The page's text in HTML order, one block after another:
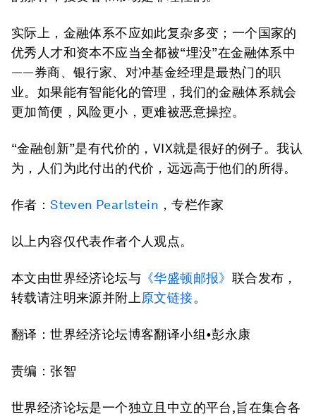
实际上，金融体系不应如此复杂多变；一个国家的
优秀人才和资本不应当全都被“埋没”在金融体系中
——券商、银行家、对冲基金经理是最热门的职
业。如果能有智能化的管理，我们的金融体系就会
更加简便，风险更小，更难被恶意操控。
“金融创新”是有代价的，VIX就是很好的例子。我认
为，人们为此付出的代价，远远高于他们的所得。
作者：Steven Pearlstein ，专栏作家
以上内容仅代表作者个人观点。
本文由世界经济论坛与 《华盛顿邮报》 联合发布，
转载请注明来源并附上原文链接。
翻译：世界经济论坛博客翻译小组•彭永康
责编：张智
世界经济论坛是一个独立且中立的平台,旨在集合各